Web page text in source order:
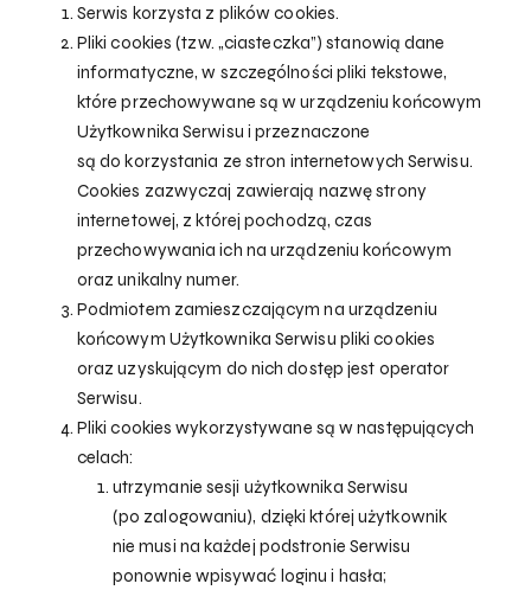
Serwis korzysta z plików cookies.
Pliki cookies (tzw. „ciasteczka”) stanowią dane
informatyczne, w szczególności pliki tekstowe,
które przechowywane są w urządzeniu końcowym
Użytkownika Serwisu i przeznaczone
są do korzystania ze stron internetowych Serwisu.
Cookies zazwyczaj zawierają nazwę strony
internetowej, z której pochodzą, czas
przechowywania ich na urządzeniu końcowym
oraz unikalny numer.
Podmiotem zamieszczającym na urządzeniu
końcowym Użytkownika Serwisu pliki cookies
oraz uzyskującym do nich dostęp jest operator
Serwisu.
Pliki cookies wykorzystywane są w następujących
celach:
utrzymanie sesji użytkownika Serwisu
(po zalogowaniu), dzięki której użytkownik
nie musi na każdej podstronie Serwisu
ponownie wpisywać loginu i hasła;